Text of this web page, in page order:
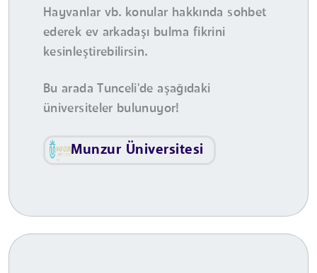
Hayvanlar vb. konular hakkında sohbet
ederek ev arkadaşı bulma fikrini
kesinleştirebilirsin.
Bu arada Tunceli'de aşağıdaki
üniversiteler bulunuyor!
Munzur Üniversitesi